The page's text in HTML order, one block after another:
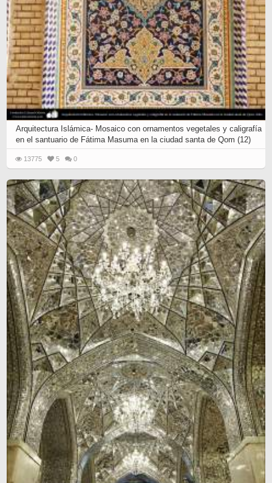
Arquitectura Islámica- Mosaico con ornamentos vegetales y caligrafía
en el santuario de Fátima Masuma en la ciudad santa de Qom (12)
13775 5 0